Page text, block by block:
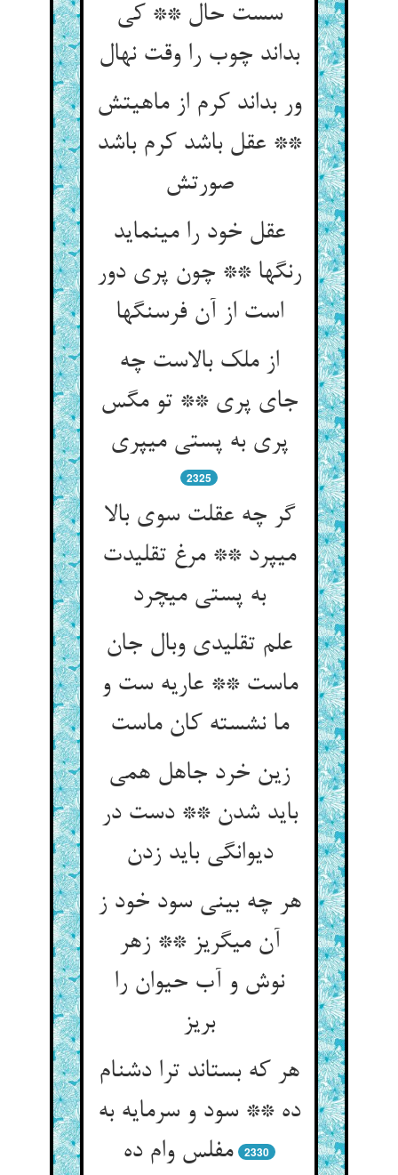
سست حال ** کی
بداند چوب را وقت نهال‏
ور بداند کرم از ماهیتش
** عقل باشد کرم باشد
صورتش‏
عقل خود را می‏نماید
رنگها ** چون پری دور
است از آن فرسنگ‏ها
از ملک بالاست چه
جای پری ** تو مگس
پری به پستی می‏پری‏
2325
گر چه عقلت سوی بالا
می‏پرد ** مرغ تقلیدت
به پستی می‏چرد
علم تقلیدی وبال جان
ماست ** عاریه ست و
ما نشسته کان ماست‏
زین خرد جاهل همی
باید شدن ** دست در
دیوانگی باید زدن‏
هر چه بینی سود خود ز
آن می‏گریز ** زهر
نوش و آب حیوان را
بریز
هر که بستاند ترا دشنام
ده ** سود و سرمایه به
مفلس وام ده‏
2330